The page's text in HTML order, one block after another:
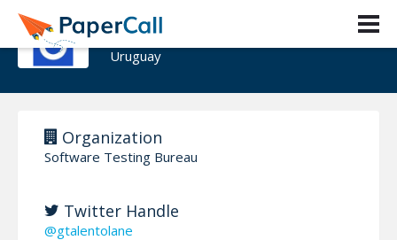
Guillermo Talento
Uruguay
Organization
Software Testing Bureau
Twitter Handle
@gtalentolane